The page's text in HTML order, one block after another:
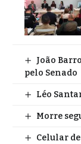
João
pelo Senado
Léo
Morre
Celular